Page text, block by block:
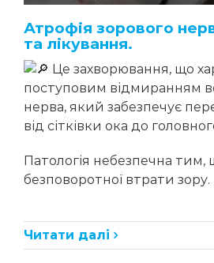
Атрофія зорового
та лікування.
Це захворювання, що
поступовим відмиранням
нерва, який забезпечує
від сітківки ока до
Патологія небезпечна тим,
безповоротної втрати зору.
Читати далі